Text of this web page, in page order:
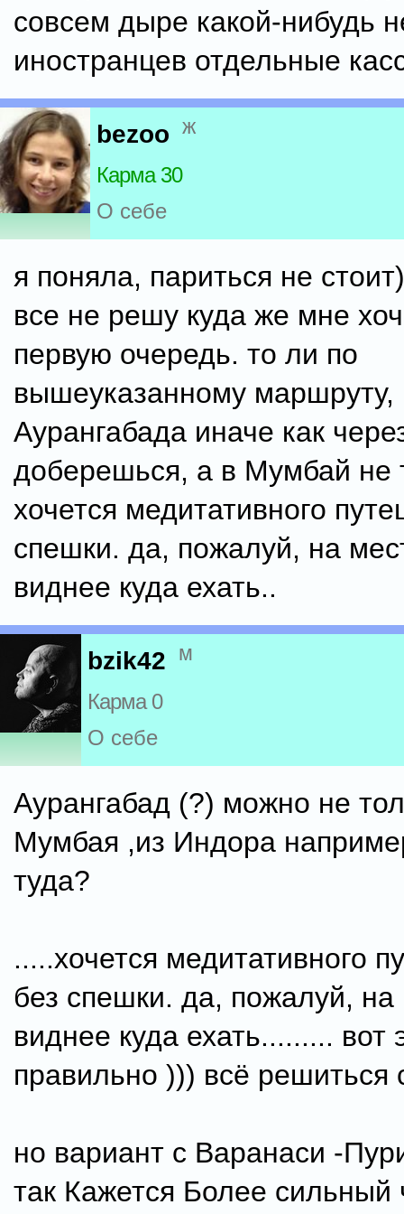
совсем дыре какой-нибудь
иностранцев отдельные
bezoo ж
Карма 30
О себе
я поняла, париться не
все не решу куда же мне
первую очередь. то ли по
вышеуказанному маршруту,
Аурангабада иначе как
доберешься, а в Мумбай не
хочется медитативного
спешки. да, пожалуй, на
виднее куда ехать..
bzik42 м
Карма 0
О себе
Аурангабад (?) можно не
Мумбая ,из Индора
туда?
.....хочется медитативного
без спешки. да, пожалуй, на
виднее куда ехать......... вот
правильно ))) всё решиться
но вариант с Варанаси -
так Кажется Более сильный